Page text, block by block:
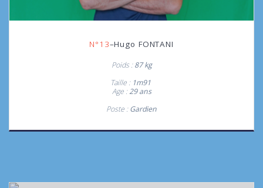
N°13–Hugo FONTANI
Poids :87 kg
Taille : 1m91
Age :29 ans
Poste :Gardien